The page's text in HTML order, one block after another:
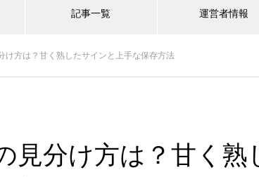
記事一覧 運営者情報
け方は？甘く熟したサインと上手な保存方法
見分け方は？甘く熟